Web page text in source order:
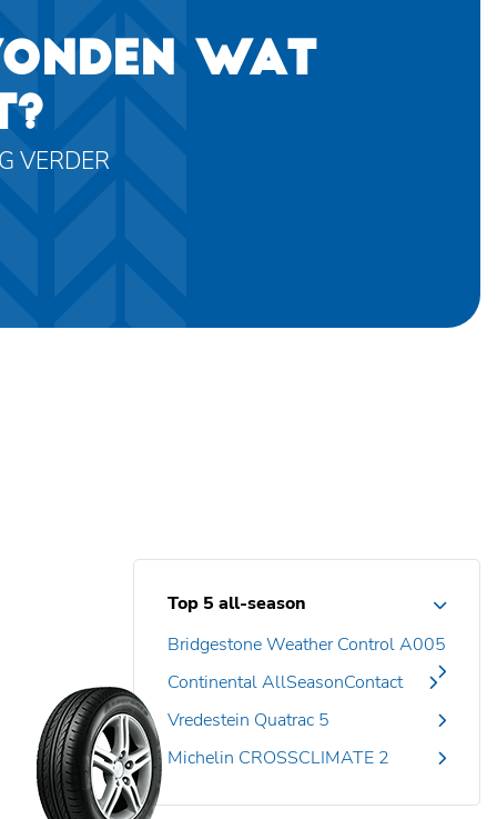
WAT
VERDER
Top 5 all-season
Bridgestone Weather Control A005
Continental AllSeasonContact
Vredestein Quatrac 5
Michelin CROSSCLIMATE 2